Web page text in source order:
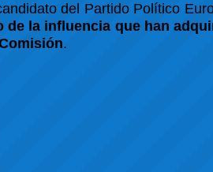
del Partido Político
de la influencia que han
.